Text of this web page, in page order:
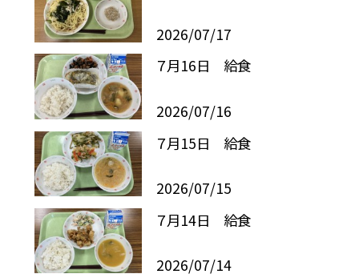
2026/07/17
７月16日 給食
2026/07/16
７月15日 給食
2026/07/15
７月14日 給食
2026/07/14